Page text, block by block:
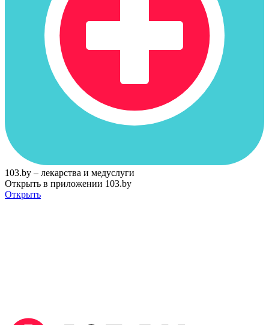
103.by – лекарства и медуслуги
Открыть в приложении 103.by
Открыть